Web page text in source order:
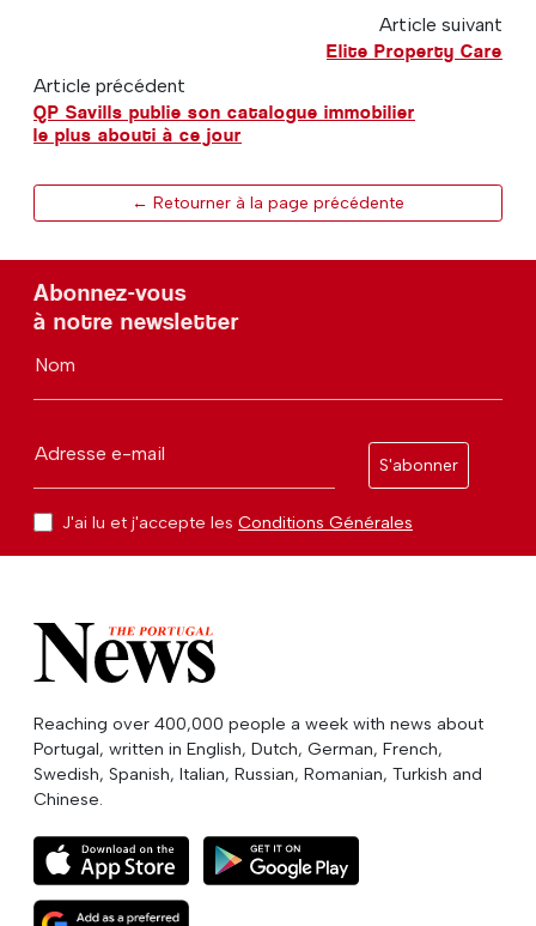
Article suivant
Elite Property Care
Article précédent
QP Savills publie son catalogue immobilier
le plus abouti à ce jour
← Retourner à la page précédente
Abonnez-vous
à notre newsletter
Nom
Adresse e-mail
S'abonner
J'ai lu et j'accepte les Conditions Générales
Reaching over 400,000 people a week with news about
Portugal, written in English, Dutch, German, French,
Swedish, Spanish, Italian, Russian, Romanian, Turkish and
Chinese.